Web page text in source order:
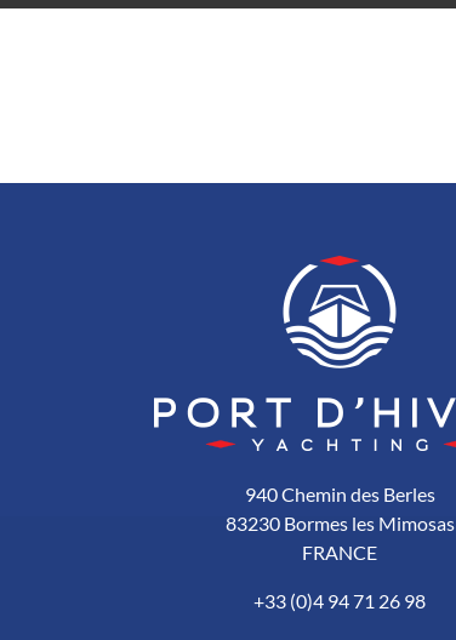
940 Chemin des Berles
83230 Bormes les Mimosas
FRANCE
+33 (0)4 94 71 26 98